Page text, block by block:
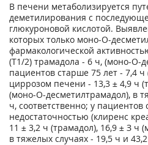
В печени метаболизируется
деметилирования с
глюкуроновой кислотой.
которых только моно-О-
фармакологической
(Т1/2) трамадола - 6 ч, (моно-О-
пациентов старше 75 лет - 7,4
циррозом печени - 13,3 ± 4,9 ч
(моно-О-десметилтрамадол), в
ч, соответственно; у
недостаточностью (клиренс
11 ± 3,2 ч (трамадол), 16,9 ± З ч
в тяжелых случаях - 19,5 ч и